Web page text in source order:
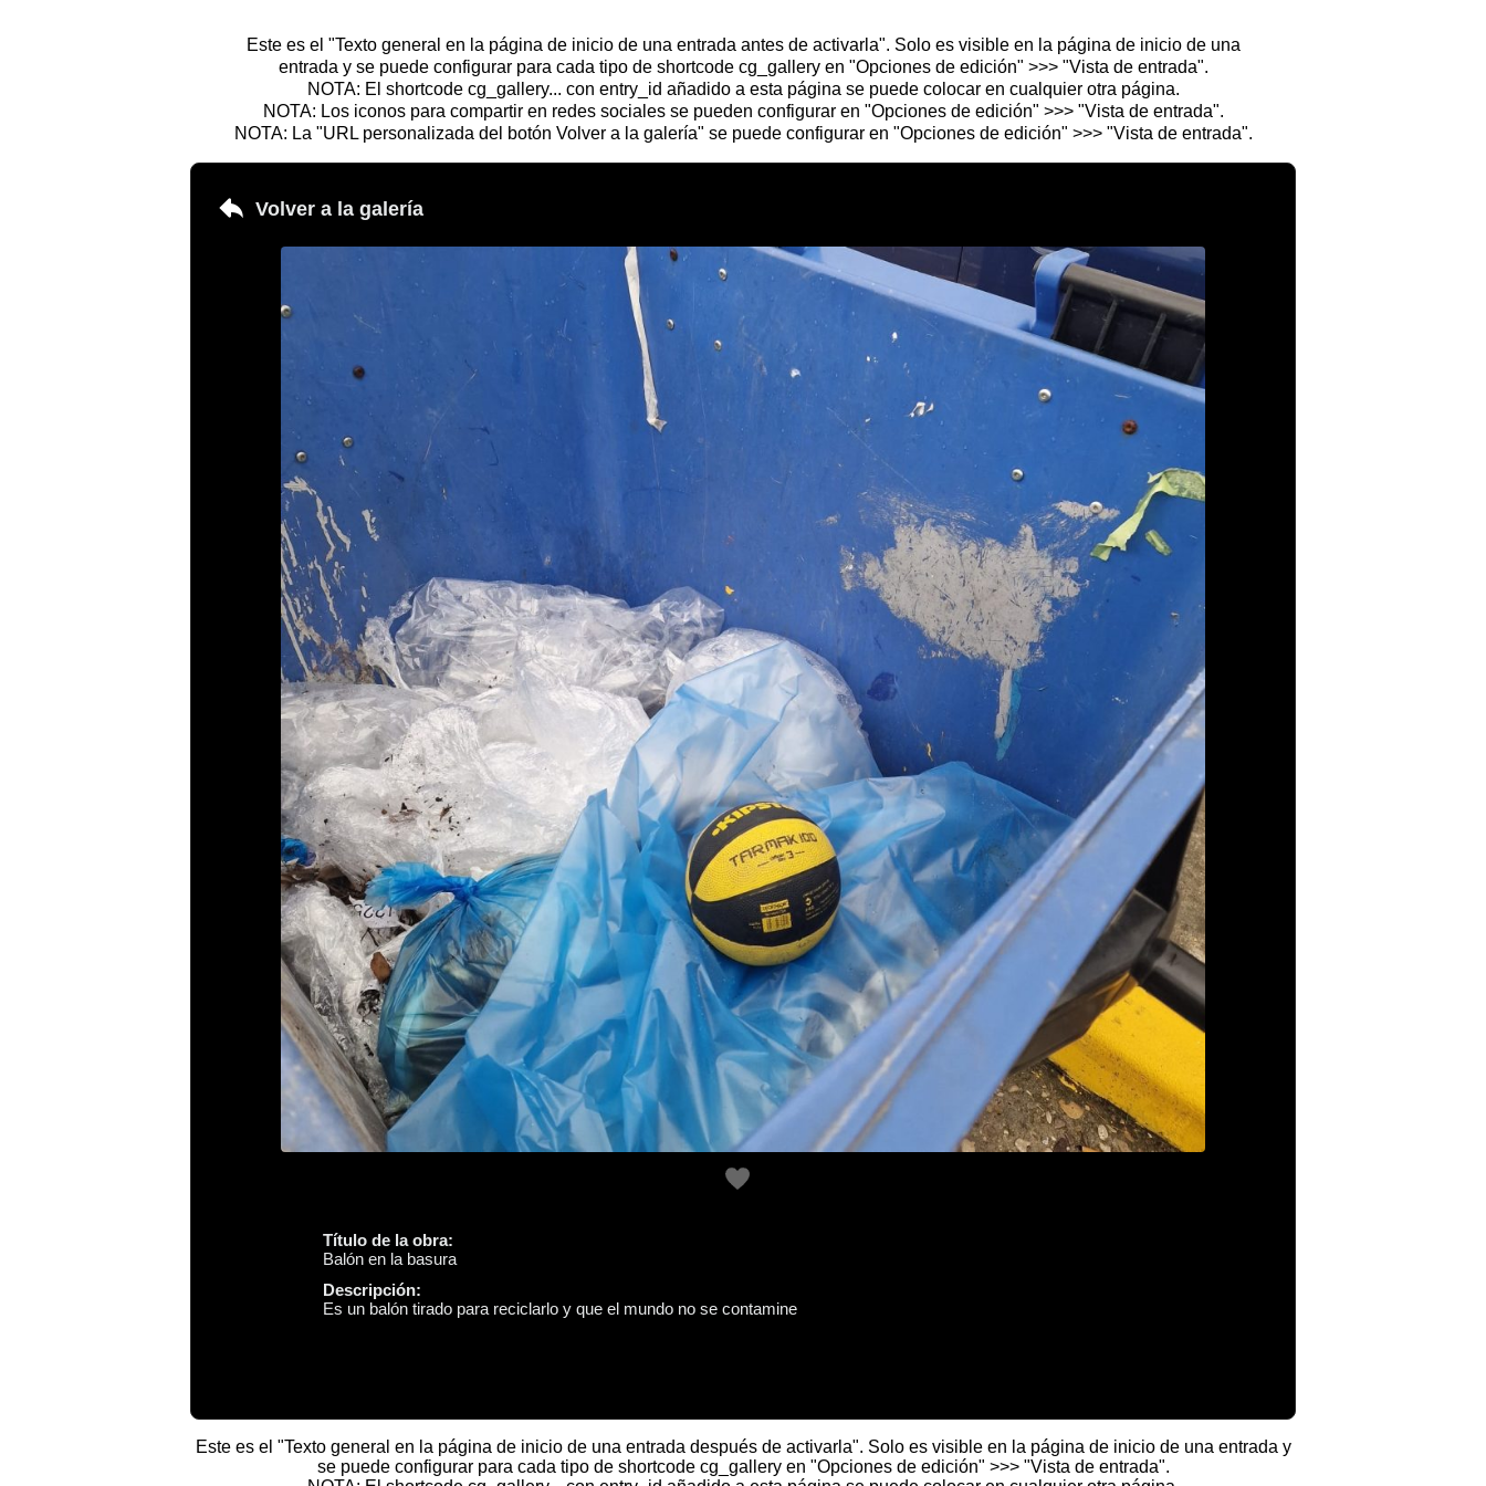
Este es el "Texto general en la página de inicio de una entrada antes de activarla". Solo es visible en la página de inicio de una
entrada y se puede configurar para cada tipo de shortcode cg_gallery en "Opciones de edición" >>> "Vista de entrada".
NOTA: El shortcode cg_gallery... con entry_id añadido a esta página se puede colocar en cualquier otra página.
NOTA: Los iconos para compartir en redes sociales se pueden configurar en "Opciones de edición" >>> "Vista de entrada".
NOTA: La "URL personalizada del botón Volver a la galería" se puede configurar en "Opciones de edición" >>> "Vista de entrada".
Volver a la galería
Título de la obra:
Balón en la basura
Descripción:
Es un balón tirado para reciclarlo y que el mundo no se contamine
Este es el "Texto general en la página de inicio de una entrada después de activarla". Solo es visible en la página de inicio de una entrada y
se puede configurar para cada tipo de shortcode cg_gallery en "Opciones de edición" >>> "Vista de entrada".